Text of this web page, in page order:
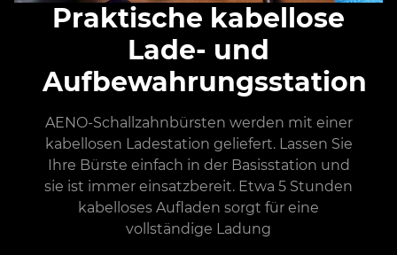
Praktische kabellose
Lade- und
Aufbewahrungsstation
AENO-Schallzahnbürsten werden mit einer
kabellosen Ladestation geliefert. Lassen Sie
Ihre Bürste einfach in der Basisstation und
sie ist immer einsatzbereit. Etwa 5 Stunden
kabelloses Aufladen sorgt für eine
vollständige Ladung